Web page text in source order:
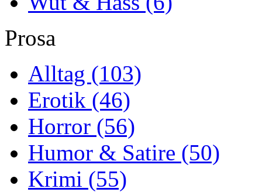
Prosa
Alltag (103)
Erotik (46)
Horror (56)
Humor & Satire (50)
Krimi (55)